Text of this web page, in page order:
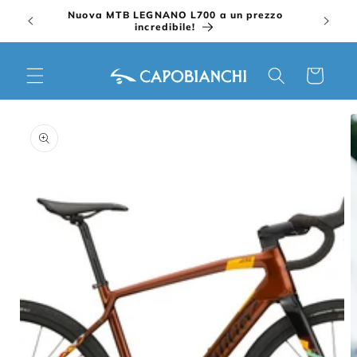
direttamenteNuova MTB LEGNANO L700 a un prezzo
incredibile!
Carrello
informazioni
sul prodotto
contenuti